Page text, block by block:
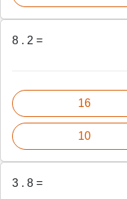
8 . 2 =
16
10
3 . 8 =